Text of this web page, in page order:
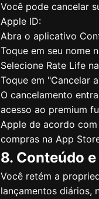
Você pode cancelar
Apple ID:
Abra o aplicativo
Toque em seu nome
Selecione Rate Life
Toque em "Cancelar
O cancelamento
acesso ao premium
Apple de acordo
compras na App
8. Conteúdo
Você retém a
lançamentos diários,